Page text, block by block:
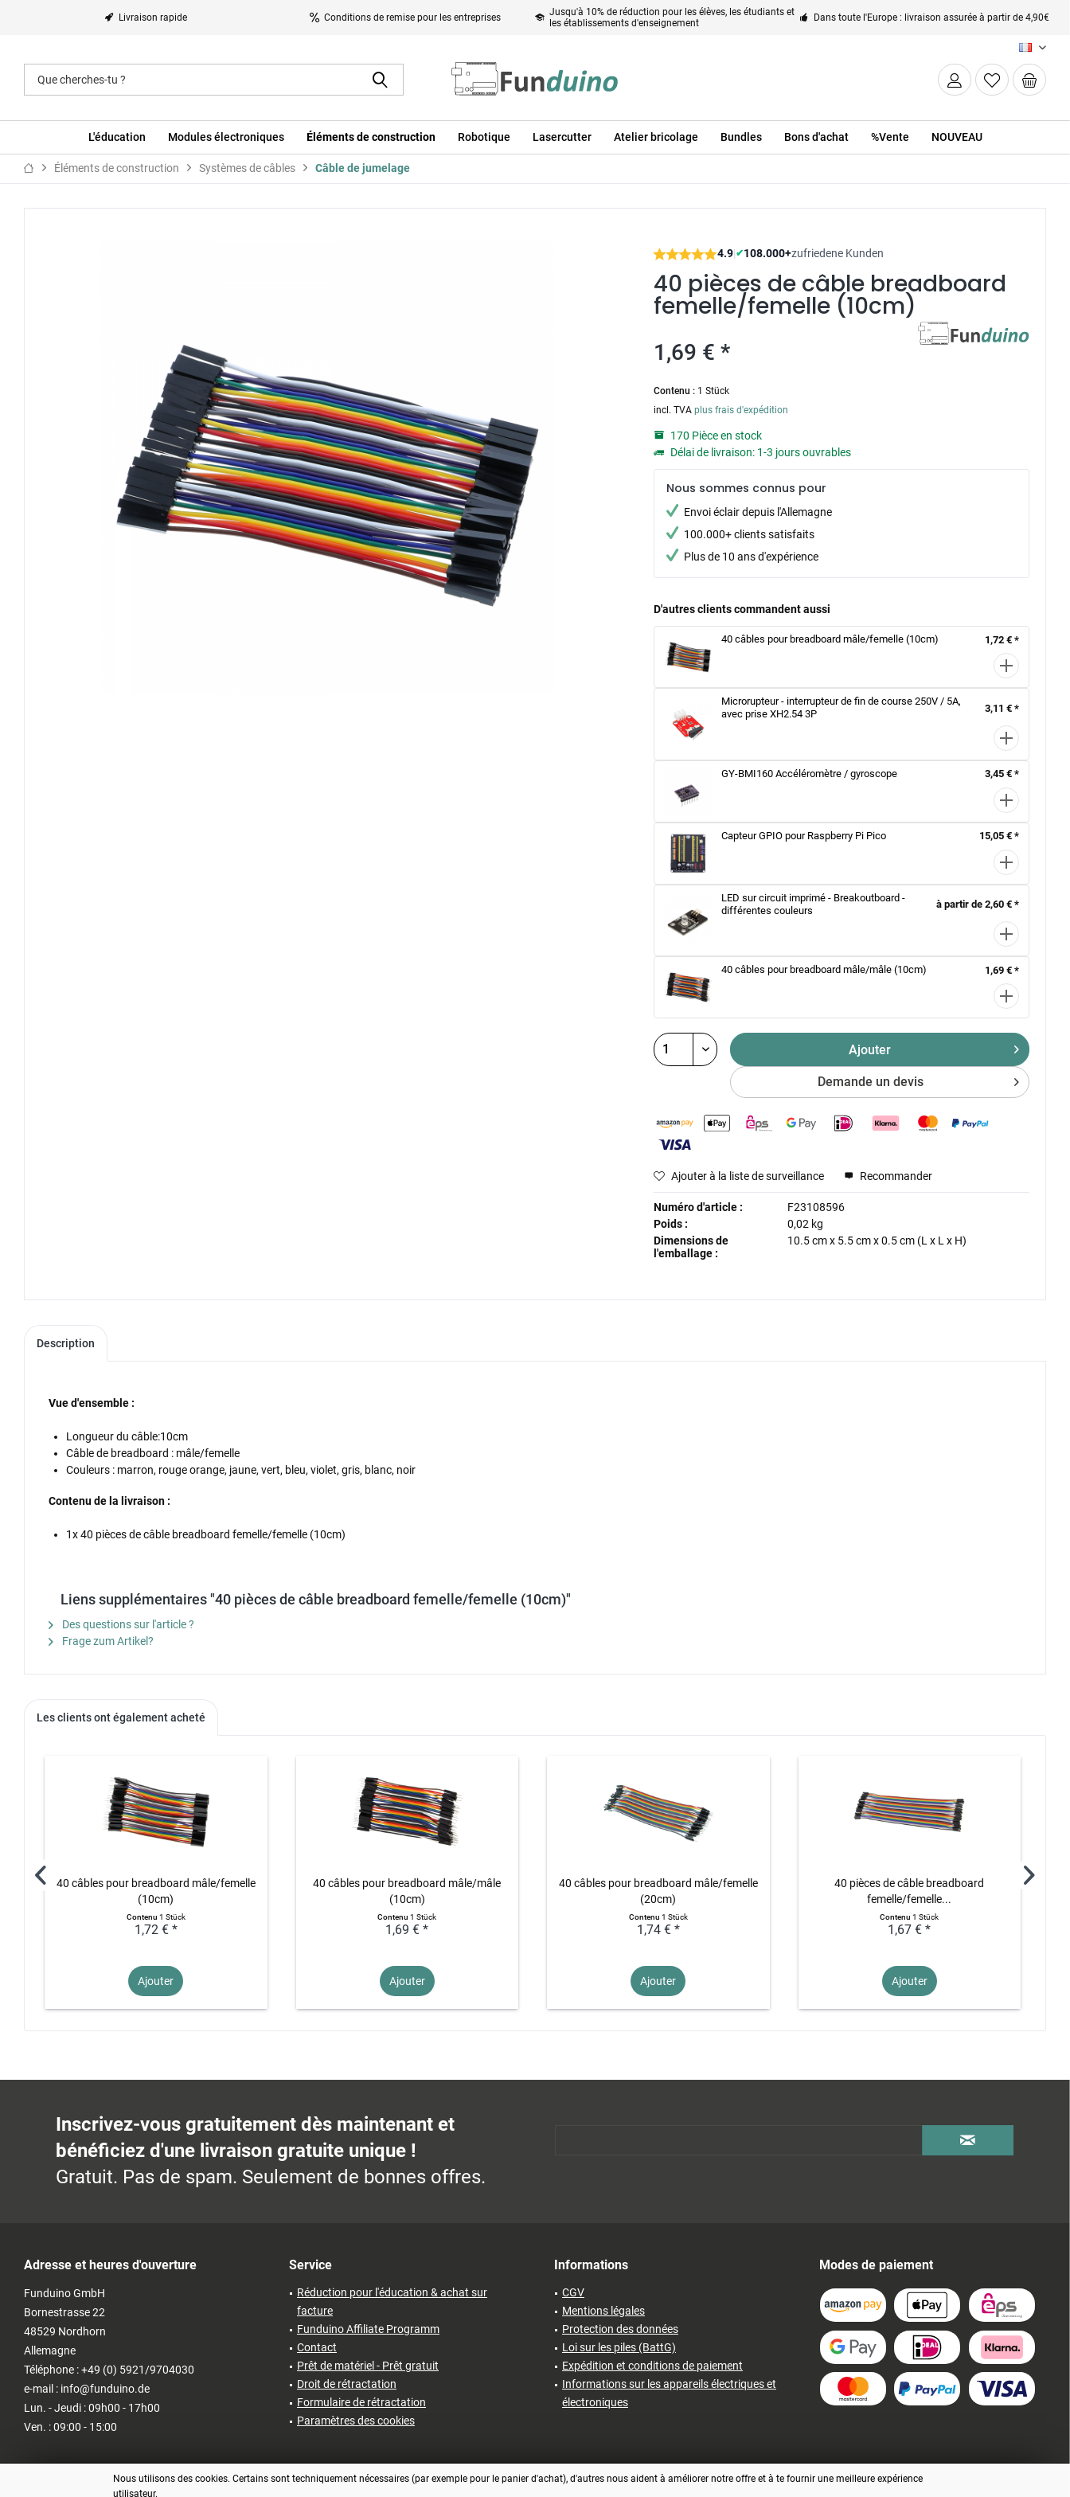
Livraison rapide Conditions de remise pour les entreprises
Jusqu'à 10% de réduction pour les élèves, les étudiants et
les établissements d'enseignement
Dans toute l'Europe : livraison assurée à partir de 4,90€
FR
L'éducation Modules électroniques Éléments de construction Robotique Lasercutter Atelier bricolage Bundles Bons d'achat %Vente NOUVEAU
Éléments de construction Systèmes de câbles Câble de jumelage
4.9|✔108.000+zufriedene Kunden
40 pièces de câble breadboard
femelle/femelle (10cm)
1,69 € *
Contenu : 1 Stück
incl. TVAplus frais d'expédition
170 Pièce en stock
Délai de livraison: 1-3 jours ouvrables
Nous sommes connus pour
Envoi éclair depuis l'Allemagne
100.000+ clients satisfaits
Plus de 10 ans d'expérience
D'autres clients commandent aussi
40 câbles pour breadboard mâle/femelle (10cm) 1,72 € *
Microrupteur - interrupteur de fin de course 250V / 5A,
avec prise XH2.54 3P
3,11 € *
GY-BMI160 Accéléromètre / gyroscope 3,45 € *
Capteur GPIO pour Raspberry Pi Pico 15,05 € *
LED sur circuit imprimé - Breakoutboard -
différentes couleurs
à partir de 2,60 € *
40 câbles pour breadboard mâle/mâle (10cm) 1,69 € *
Ajouter
Demande un devis
Ajouter à la liste de surveillance Recommander
Numéro d'article :
F23108596
Poids :
0,02 kg
Dimensions de
l'emballage :
10.5 cmx 5.5 cmx0.5 cm (L x L x H)
Description
Vue d'ensemble :
Longueur du câble:10cm
Câble de breadboard : mâle/femelle
Couleurs : marron, rouge orange, jaune, vert, bleu, violet, gris, blanc, noir
Contenu de la livraison :
1x 40 pièces de câble breadboard femelle/femelle (10cm)
Liens supplémentaires "40 pièces de câble breadboard femelle/femelle (10cm)"
Des questions sur l'article ?
Frage zum Artikel?
Les clients ont également acheté
40 câbles pour breadboard mâle/femelle
(10cm)
Contenu 1 Stück
1,72 € *
Ajouter
40 câbles pour breadboard mâle/mâle
(10cm)
Contenu1 Stück
1,69 € *
Ajouter
40 câbles pour breadboard mâle/femelle
(20cm)
Contenu 1 Stück
1,74 € *
Ajouter
40 pièces de câble breadboard
femelle/femelle...
Contenu1 Stück
1,67 € *
Ajouter
Inscrivez-vous gratuitement dès maintenant et
bénéficiez d'une livraison gratuite unique !
Gratuit. Pas de spam. Seulement de bonnes offres.
Adresse et heures d'ouverture
Funduino GmbH
Bornestrasse 22
48529 Nordhorn
Allemagne
Téléphone : +49 (0) 5921/9704030
e-mail : info@funduino.de
Lun. - Jeudi : 09h00 - 17h00
Ven. : 09:00 - 15:00
Service
Réduction pour l'éducation & achat sur
facture
Funduino Affiliate Programm
Contact
Prêt de matériel - Prêt gratuit
Droit de rétractation
Formulaire de rétractation
Paramètres des cookies
Informations
CGV
Mentions légales
Protection des données
Loi sur les piles (BattG)
Expédition et conditions de paiement
Informations sur les appareils électriques et
électroniques
Modes de paiement
Nous utilisons des cookies. Certains sont techniquement nécessaires (par exemple pour le panier d'achat), d'autres nous aident à améliorer notre offre et à te fournir une meilleure expérience
utilisateur.